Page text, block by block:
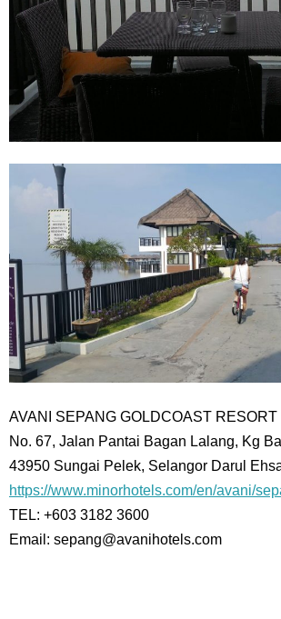
AVANI SEPANG GOLDCOAST RESORT
No. 67, Jalan Pantai Bagan Lalang, Kg
43950 Sungai Pelek, Selangor Darul
https://www.minorhotels.com/en/avani/
TEL: +603 3182 3600
Email: sepang@avanihotels.com